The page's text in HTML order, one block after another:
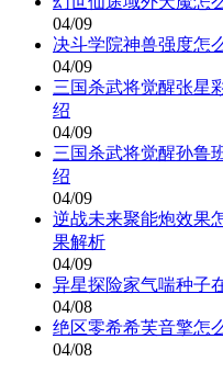
04/09
决斗学院神兽强度怎
04/09
三国杀武将觉醒张星
绍
04/09
三国杀武将觉醒孙鲁
绍
04/09
逆战未来聚能炮效果
果解析
04/09
异星探险家气喘种子
04/08
绝区零希希芙音擎怎
04/08